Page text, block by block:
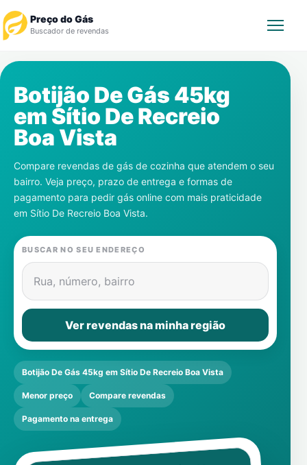
Preço do Gás
Buscador de revendas
Revendedor
Notícias
Cadastre-se
Gás
Contatos
Botijão De Gás 45kg
em Sítio De Recreio
Boa Vista
Compare revendas de gás de cozinha que atendem o seu
bairro. Veja preço, prazo de entrega e formas de
pagamento para pedir gás online com mais praticidade
em Sítio De Recreio Boa Vista.
BUSCAR NO SEU ENDEREÇO
Rua, número, bairro
Ver revendas na minha região
Botijão De Gás 45kg em Sítio De Recreio Boa Vista
Menor preço Compare revendas
Pagamento na entrega